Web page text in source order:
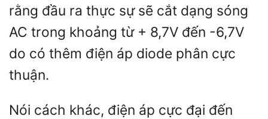
rằng đầu ra thực sự sẽ cắt dạng sóng
AC trong khoảng từ + 8,7V đến -6,7V
do có thêm điện áp diode phân cực
thuận.
Nói cách khác, điện áp cực đại đến